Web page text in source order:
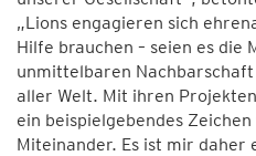
„Lions engagieren sich
Hilfe brauchen – seien es die
unmittelbaren
aller Welt. Mit ihren
ein beispielgebendes
Miteinander. Es ist mir daher